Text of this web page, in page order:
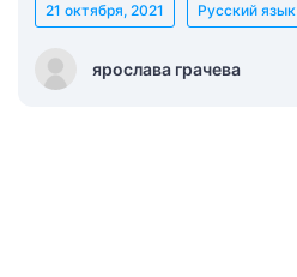
ярослава грачева
21 октября, 2021 Русский язык